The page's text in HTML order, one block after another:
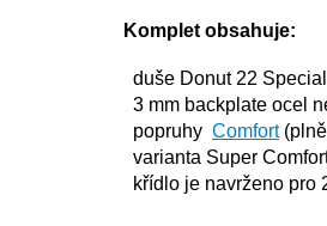
Komplet obsahuje:
duše Donut 22
3 mm backplate ocel
popruhy Comfort
varianta Super
křídlo je navrženo pro